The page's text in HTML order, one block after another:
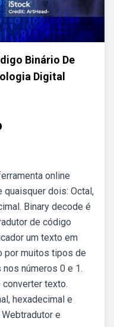
Binário De
Digital
online
quaisquer dois: Octal,
Binary decode é
de código
um texto em
por muitos tipos de
números 0 e 1.
texto.
hexadecimal e
e